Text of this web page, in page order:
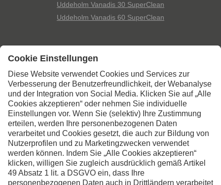
Uddeholm Vanadis 30 SuperClean
Uddeholm Vanadis 60 SuperClean
Kontaktieren Sie uns,
wenn Sie weitere
Informationen wünschen
Kontakt